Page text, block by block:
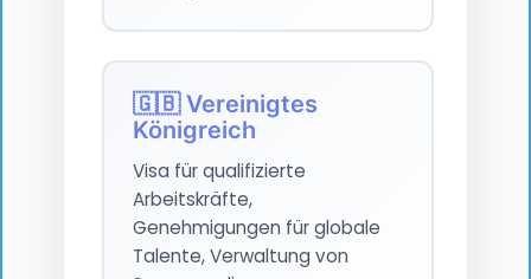
🇬🇧 Vereinigtes
Königreich
Visa für qualifizierte
Arbeitskräfte,
Genehmigungen für globale
Talente, Verwaltung von